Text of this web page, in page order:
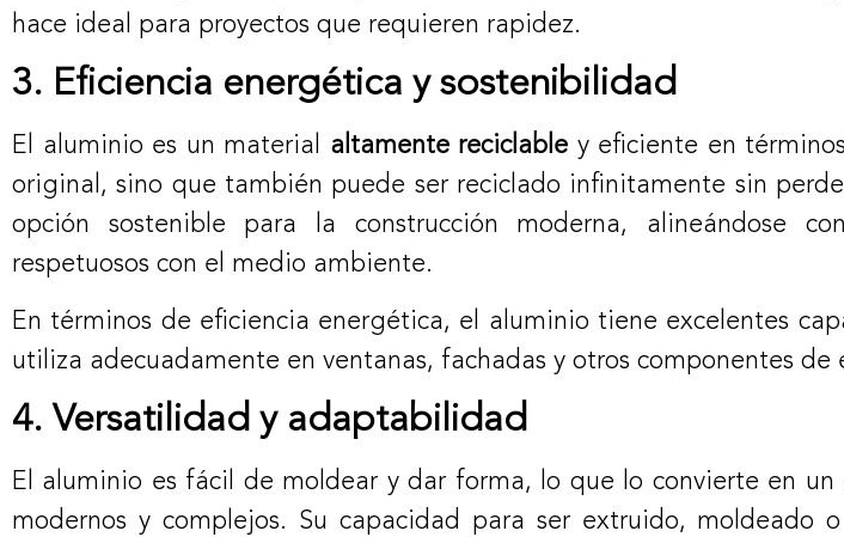
hace ideal para proyectos que requieren rapidez.
3. Eficiencia energética y sostenibilidad
El aluminio es un material altamente reciclable y eficiente en
original, sino que también puede ser reciclado infinitamente sin
opción sostenible para la construcción moderna, alineándose
respetuosos con el medio ambiente.
En términos de eficiencia energética, el aluminio tiene excelentes
utiliza adecuadamente en ventanas, fachadas y otros componentes de
4. Versatilidad y adaptabilidad
El aluminio es fácil de moldear y dar forma, lo que lo convierte en
modernos y complejos. Su capacidad para ser extruido,